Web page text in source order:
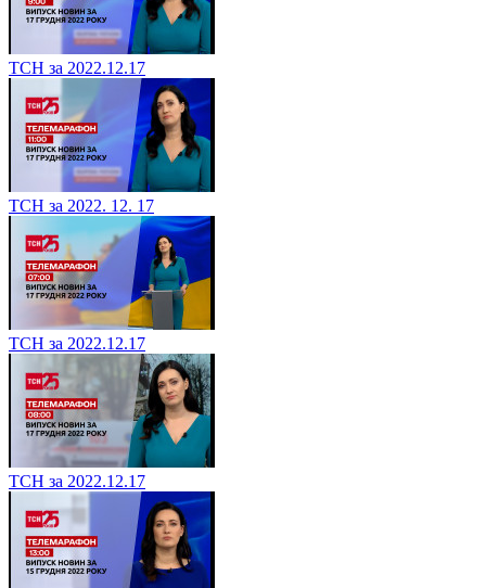
ТСН за 2022.12.17
ТСН за 2022. 12. 17
ТСН за 2022.12.17
ТСН за 2022.12.17